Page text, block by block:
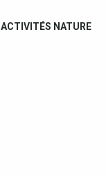
ACTIVITÉS NATURE